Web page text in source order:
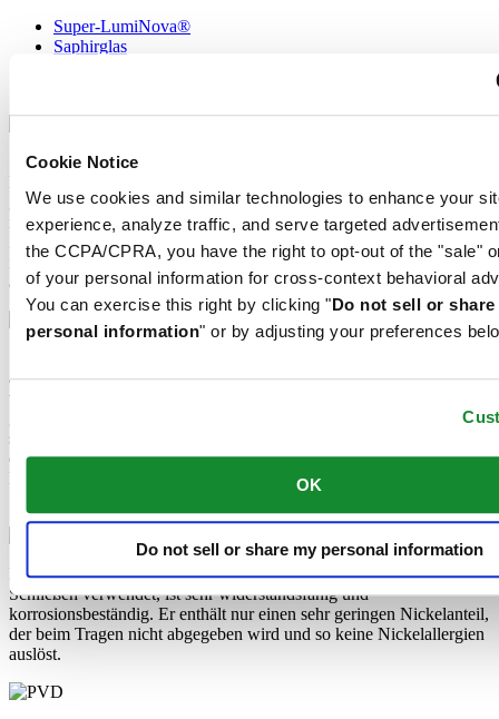
Cookie Notice
We use cookies and similar technologies to enhance your
experience, analyze traffic, and serve targeted
the CCPA/CPRA, you have the right to opt-out of the "sale"
of your personal information for cross-context behavioral
You can exercise this right by clicking "Do not sell or share
personal information" or by adjusting your preferences
OK
Do not sell or share my personal information
Super-LumiNova®
Saphirglas
Super-LumiNova® (SLN) ist ein phosphoreszierender Leuchtstoff.
Der SLN-Typ BG W9, den Certina verwendet, gibt das
gespeicherte Licht bei Dunkelheit als bläulichen Schimmer ab. SLN
ist gesundheitlich unbedenklich und wird zur Beschichtung von
Zeigern, Indexen und Lünetten verwendet. Seine Leuchtkraft lässt
im Dunkeln nach einiger Zeit nach, wird aber durch Lichteinfall
automatisch wieder aufgeladen.
auf über 2.000 °C erhitzt wird. Die daraus entstehende Saphir-Kerze
wird mit höchster Präzision in feine Scheiben geschnitten, in Form
schlagempfindlich und bietet eine hohe Lichtdurchlässigkeit. Aus
diesem Grund ist Saphirglas ein essenzielles Element des DS
Konzepts und wird daher von Certina bei allen Modellen zum
Der Edelstahl 316L, den Certina etwa für Gehäuse, Armbänder und
Schließen verwendet, ist sehr widerstandsfähig und
korrosionsbeständig. Er enthält nur einen sehr geringen Nickelanteil,
der beim Tragen nicht abgegeben wird und so keine Nickelallergien
auslöst.